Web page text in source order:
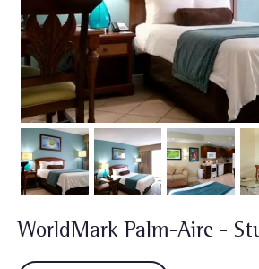
WorldMark Palm-Aire -